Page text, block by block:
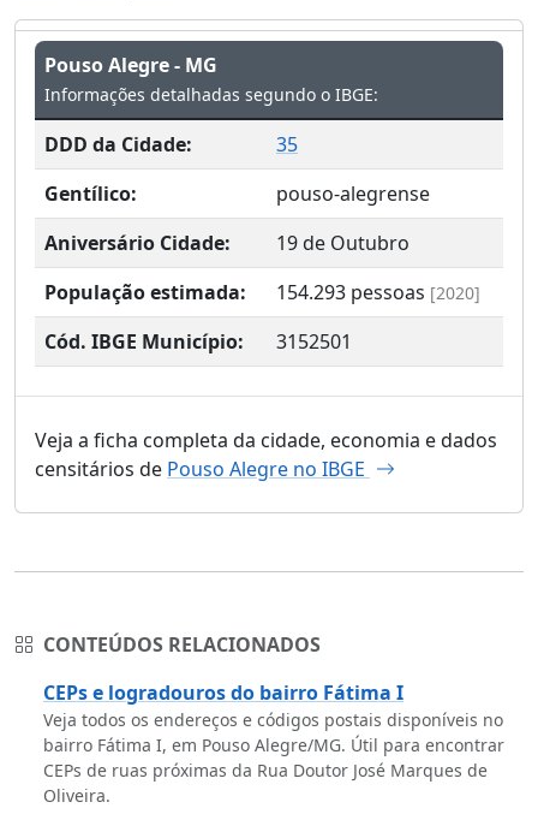
Pouso Alegre - MG
Informações detalhadas segundo o IBGE:
DDD da Cidade:
35
Gentílico:
pouso-alegrense
Aniversário Cidade:
19 de Outubro
População estimada:
154.293 pessoas [2020]
Cód. IBGE Município: 3152501
Veja a ficha completa da cidade, economia e dados
censitários de Pouso Alegre no IBGE
CONTEÚDOS RELACIONADOS
CEPs e logradouros do bairro Fátima I
Veja todos os endereços e códigos postais disponíveis no
bairro Fátima I, em Pouso Alegre/MG. Útil para encontrar
CEPs de ruas próximas da Rua Doutor José Marques de
Oliveira.